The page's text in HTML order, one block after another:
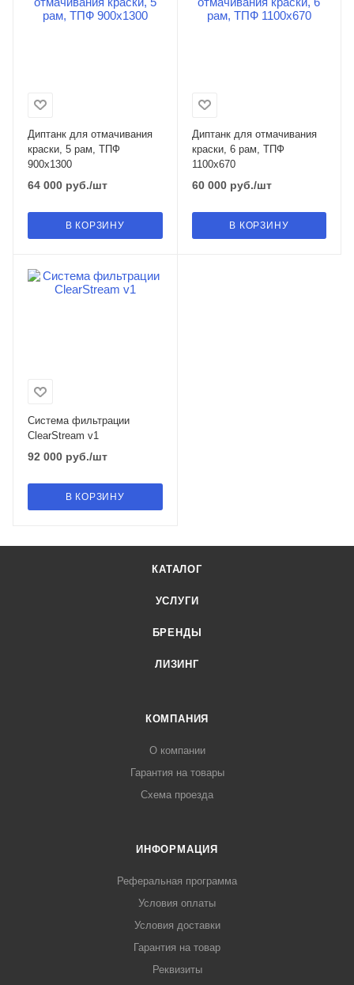
Диптанк для отмачивания
краски, 5 рам, ТПФ
900х1300
64 000 руб./шт
В КОРЗИНУ
Диптанк для отмачивания
краски, 6 рам, ТПФ
1100х670
60 000руб./шт
В КОРЗИНУ
Система фильтрации
ClearStream v1
92 000 руб./шт
В КОРЗИНУ
КАТАЛОГ
УСЛУГИ
БРЕНДЫ
ЛИЗИНГ
КОМПАНИЯ
О компании
Гарантия на товары
Схема проезда
ИНФОРМАЦИЯ
Реферальная программа
Условия оплаты
Условия доставки
Гарантия на товар
Реквизиты